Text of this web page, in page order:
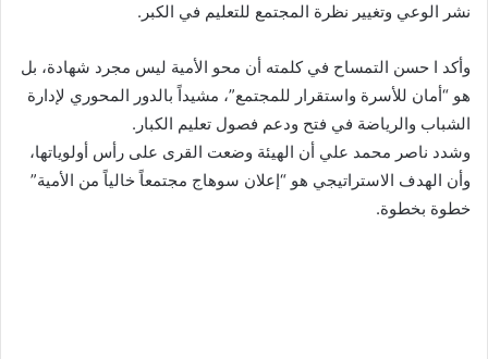
نشر الوعي وتغيير نظرة المجتمع للتعليم في الكبر.
وأكد ا حسن التمساح في كلمته أن محو الأمية ليس مجرد شهادة، بل
هو “أمان للأسرة واستقرار للمجتمع”، مشيداً بالدور المحوري لإدارة
الشباب والرياضة في فتح ودعم فصول تعليم الكبار.
وشدد ناصر محمد علي أن الهيئة وضعت القرى على رأس أولوياتها،
وأن الهدف الاستراتيجي هو “إعلان سوهاج مجتمعاً خالياً من الأمية”
خطوة بخطوة.